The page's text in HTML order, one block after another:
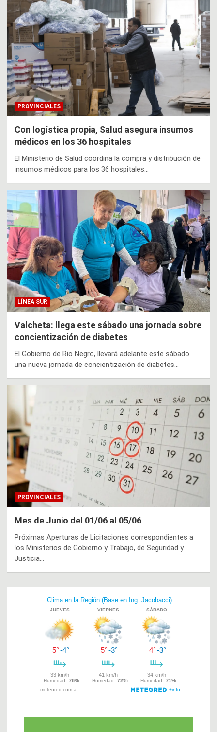
PROVINCIALES
Con logística propia, Salud asegura insumos
médicos en los 36 hospitales
El Ministerio de Salud coordina la compra y distribución de
insumos médicos para los 36 hospitales…
LÍNEA SUR
Valcheta: llega este sábado una jornada sobre
concientización de diabetes
El Gobierno de Rio Negro, llevará adelante este sábado
una nueva jornada de concientización de diabetes…
PROVINCIALES
Mes de Junio del 01/06 al 05/06
Próximas Aperturas de Licitaciones correspondientes a
los Ministerios de Gobierno y Trabajo, de Seguridad y
Justicia…